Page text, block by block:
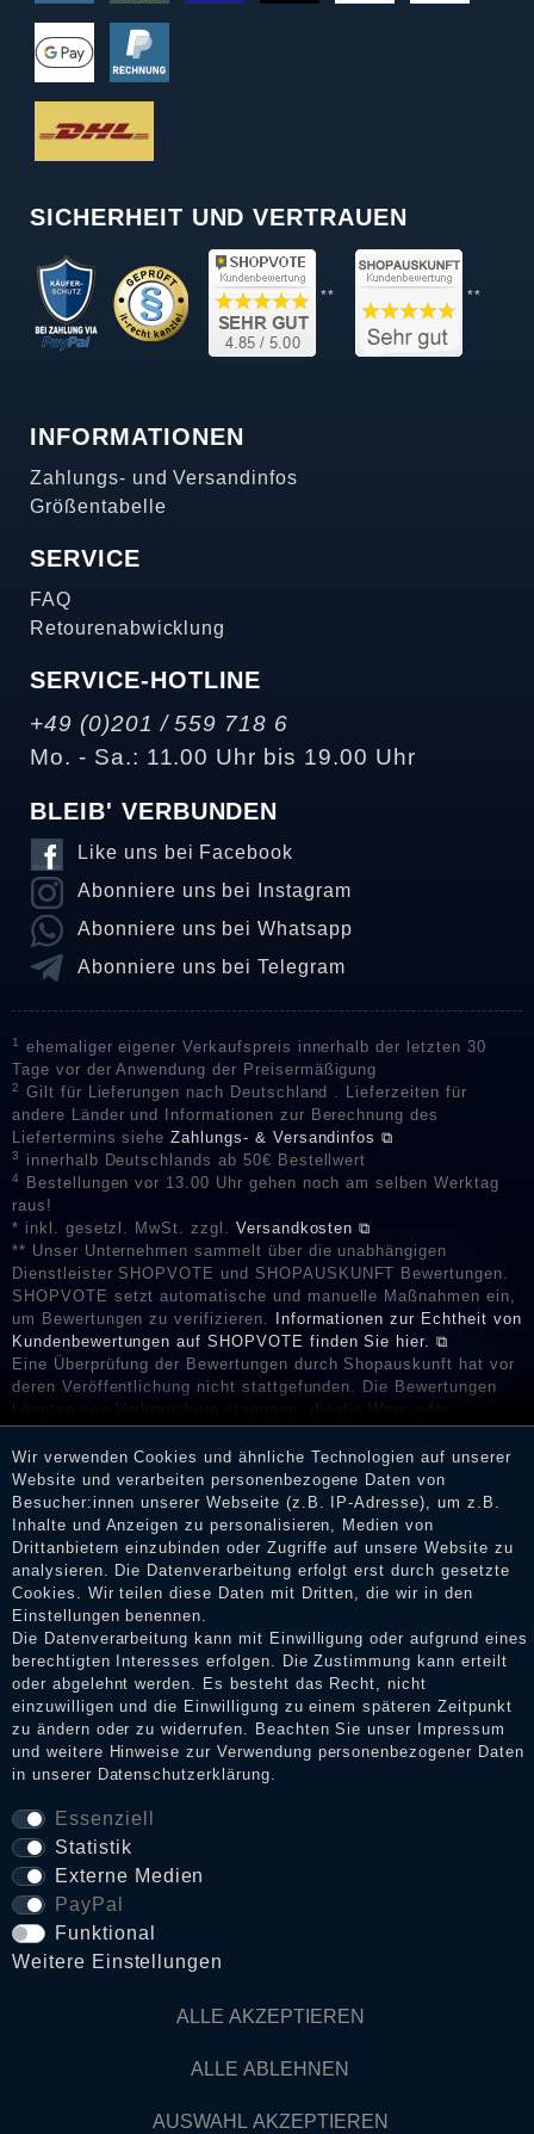
SICHERHEIT UND VERTRAUEN
** **
INFORMATIONEN
Zahlungs- und Versandinfos
Größentabelle
SERVICE
FAQ
Retourenabwicklung
SERVICE-HOTLINE
+49 (0)201 / 559 718 6
Mo. - Sa.: 11.00 Uhr bis 19.00 Uhr
BLEIB' VERBUNDEN
Like uns bei Facebook
Abonniere uns bei Instagram
Abonniere uns bei Whatsapp
Abonniere uns bei Telegram
1
ehemaliger eigener Verkaufspreis innerhalb der letzten 30
Tage vor der Anwendung der Preisermäßigung
2
Gilt für Lieferungen nach Deutschland . Lieferzeiten für
andere Länder und Informationen zur Berechnung des
Liefertermins sieheZahlungs- & Versandinfos ⧉
3 innerhalb Deutschlands ab 50€ Bestellwert
4
Bestellungen vor 13.00 Uhr gehen noch am selben Werktag
raus!
* inkl. gesetzl. MwSt. zzgl. Versandkosten ⧉
** Unser Unternehmen sammelt über die unabhängigen
Dienstleister SHOPVOTE und SHOPAUSKUNFT Bewertungen.
SHOPVOTE setzt automatische und manuelle Maßnahmen ein,
um Bewertungen zu verifizieren.
Informationen zur Echtheit von
Kundenbewertungen auf SHOPVOTE finden Sie hier. ⧉
Eine Überprüfung der Bewertungen durch Shopauskunft hat vor
deren Veröffentlichung nicht stattgefunden. Die Bewertungen
könnten von Verbrauchern stammen, die die Ware oder
Dienstleistungen gar nicht erworben oder genutzt haben. Nach
Erhalt einer Benachrichtigungs-E-Mail können Händler die
Bewertungen verifizieren und über die erfolgte Verifizierung im
Shop informieren.
Impressum
Daten­schutz­erklärung
AGB
Widerrufs­recht
VERTRAG WIDERRUFEN
© Copyright 2026 Dark Ages Glasche & Kuczwalska GbR
Wir verwenden Cookies und ähnliche Technologien auf unserer
Website und verarbeiten personenbezogene Daten von
Besucher:innen unserer Webseite (z.B. IP-Adresse), um z.B.
Inhalte und Anzeigen zu personalisieren, Medien von
Drittanbietern einzubinden oder Zugriffe auf unsere Website zu
analysieren. Die Datenverarbeitung erfolgt erst durch gesetzte
Cookies. Wir teilen diese Daten mit Dritten, die wir in den
Einstellungen benennen.
Die Datenverarbeitung kann mit Einwilligung oder aufgrund eines
berechtigten Interesses erfolgen. Die Zustimmung kann erteilt
oder abgelehnt werden. Es besteht das Recht, nicht
einzuwilligen und die Einwilligung zu einem späteren Zeitpunkt
zu ändern oder zu widerrufen. Beachten Sie unser
Impressum
und weitere Hinweise zur Verwendung personenbezogener Daten
in unserer Daten­schutz­erklärung.
Essenziell
Statistik
Externe Medien
PayPal
Funktional
Weitere Einstellungen
ALLE AKZEPTIEREN
ALLE ABLEHNEN
AUSWAHL AKZEPTIEREN